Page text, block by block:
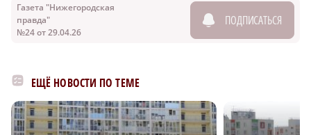
Газета "Нижегородская
правда"
№24 от 29.04.26
ПОДПИСАТЬСЯ
ЕЩЁ НОВОСТИ ПО ТЕМЕ